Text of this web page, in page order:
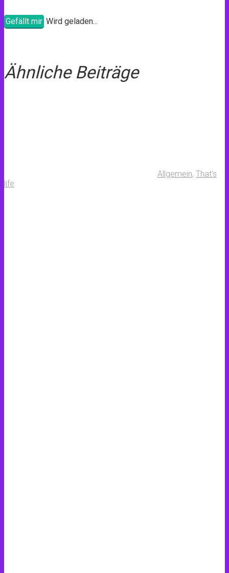
Gefällt mir Wird geladen...
Ähnliche Beiträge
Allgemein, That's
life